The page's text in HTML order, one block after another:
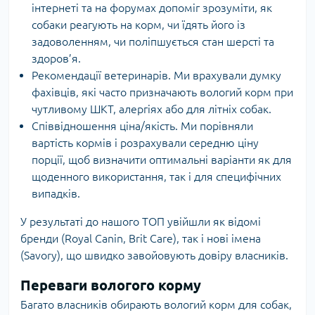
інтернеті та на форумах допоміг зрозуміти, як
собаки реагують на корм, чи їдять його із
задоволенням, чи поліпшується стан шерсті та
здоров’я.
Рекомендації ветеринарів. Ми врахували думку
фахівців, які часто призначають вологий корм при
чутливому ШКТ, алергіях або для літніх собак.
Співвідношення ціна/якість. Ми порівняли
вартість кормів і розрахували середню ціну
порції, щоб визначити оптимальні варіанти як для
щоденного використання, так і для специфічних
випадків.
У результаті до нашого ТОП увійшли як відомі
бренди (Royal Canin, Brit Care), так і нові імена
(Savory), що швидко завойовують довіру власників.
Переваги вологого корму
Багато власників обирають вологий корм для собак,